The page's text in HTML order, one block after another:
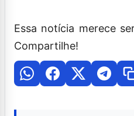
Essa notícia merece
Compartilhe!